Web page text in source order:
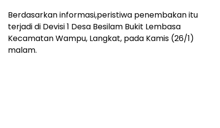
Berdasarkan informasi,peristiwa penembakan itu
terjadi di Devisi 1 Desa Besilam Bukit Lembasa
Kecamatan Wampu, Langkat, pada Kamis (26/1)
malam.